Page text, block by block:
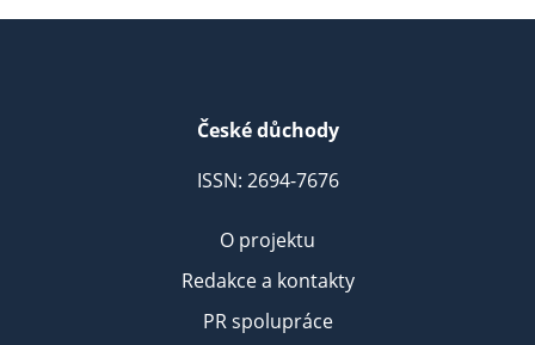
České důchody
ISSN: 2694-7676
O projektu
Redakce a kontakty
PR spolupráce